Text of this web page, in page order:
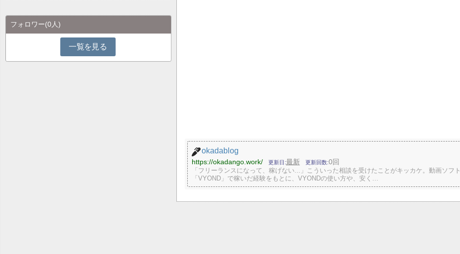
okadablog
https://okadango.work/ 更新日 最新 更新回数 0回
「フリーランスになって、稼げない...」こういった相談を受けたことがキッカケ。動画ソフト
「VYOND」で稼いだ経験をもとに、VYONDの使い方や、安く…
フォロワー(0人)
一覧を見る